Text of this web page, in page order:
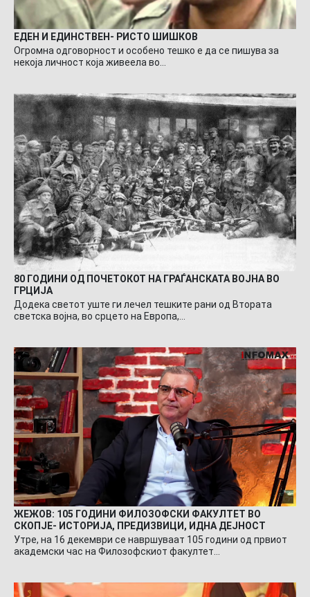
ЕДЕН И ЕДИНСТВЕН- РИСТО ШИШКОВ
Огромна одговорност и особено тешко е да се пишува за
некоја личност која живеела во…
80 ГОДИНИ ОД ПОЧЕТОКОТ НА ГРАЃАНСКАТА ВОЈНА ВО
ГРЦИЈА
Додека светот уште ги лечел тешките рани од Втората
светска војна, во срцето на Европа,…
ЖЕЖОВ: 105 ГОДИНИ ФИЛОЗОФСКИ ФАКУЛТЕТ ВО
СКОПЈЕ- ИСТОРИЈА, ПРЕДИЗВИЦИ, ИДНА ДЕЈНОСТ
Утре, на 16 декември се навршуваат 105 години од првиот
академски час на Филозофскиот факултет…